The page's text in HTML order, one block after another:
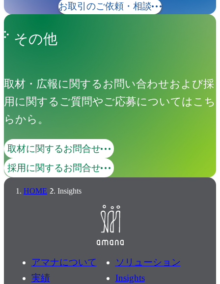
お取引のご依頼・相談
その他
取材・広報に関するお問い合わせおよび採
用に関するご質問やご応募についてはこち
らから。
取材に関するお問合せ
採用に関するお問合せ
HOME Insights
アマナについて
ソリューション
実績
Insights